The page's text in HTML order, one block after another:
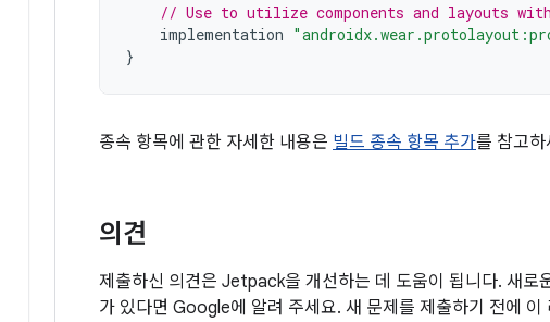
// Use to utilize components and layouts
implementation
}
종속 항목에 관한 자세한 내용은 빌드 종속 항목 추가를 참고하
의견
제출하신 의견은 Jetpack을 개선하는 데 도움이 됩니다. 새로
가 있다면 Google에 알려 주세요. 새 문제를 제출하기 전에 이